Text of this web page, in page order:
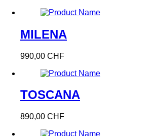
MILENA
990,00 CHF
TOSCANA
890,00 CHF